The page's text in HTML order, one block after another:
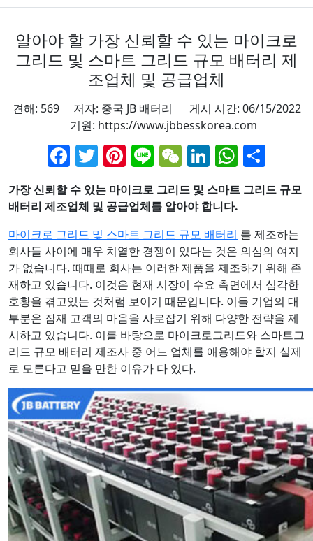
알아야 할 가장 신뢰할 수 있는 마이크로
그리드 및 스마트 그리드 규모 배터리 제
조업체 및 공급업체
견해: 569 저자: 중국 JB 배터리 게시 시간: 06/15/2022
기원: https://www.jbbesskorea.com
Facebook
Twitter
Pinterest
LineWeChat
LinkedIn
가장 신뢰할 수 있는 마이크로 그리드 및 스마트 그리드 규모
배터리 제조업체 및 공급업체를 알아야 합니다.
마이크로 그리드 및 스마트 그리드 규모 배터리 를 제조하는
회사들 사이에 매우 치열한 경쟁이 있다는 것은 의심의 여지
가 없습니다. 때때로 회사는 이러한 제품을 제조하기 위해 존
재하고 있습니다. 이것은 현재 시장이 수요 측면에서 심각한
호황을 겪고있는 것처럼 보이기 때문입니다. 이들 기업의 대
부분은 잠재 고객의 마음을 사로잡기 위해 다양한 전략을 제
시하고 있습니다. 이를 바탕으로 마이크로그리드와 스마트그
리드 규모 배터리 제조사 중 어느 업체를 애용해야 할지 실제
로 모른다고 믿을 만한 이유가 다 있다.